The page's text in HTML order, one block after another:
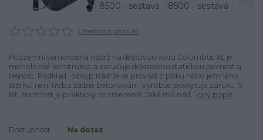
Ohodnotit produkt
Podzemní samonosná nádrž na dešťovou vodu Columbus XL je
monolitické konstrukce a zaručuje dokonalou statickou pevnost a
těsnost. Podklad i obsyp nádrže se provádí z písku nebo jemného
štěrku, není třeba žádné betonování. Výrobce poskytuje záruku 15
let, životnost je prakticky neomezená! Jaké má nád... celý popis
Dostupnost
Na dotaz